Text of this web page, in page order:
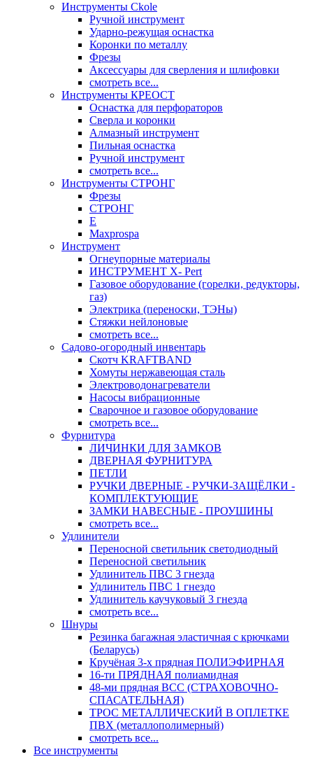
Инструменты Ckole
Ручной инструмент
Ударно‑режущая оснастка
Коронки по металлу
Фрезы
Аксессуары для сверления и шлифовки
смотреть все...
Инструменты КРЕОСТ
Оснастка для перфораторов
Сверла и коронки
Алмазный инструмент
Пильная оснастка
Ручной инструмент
смотреть все...
Инструменты СТРОНГ
Фрезы
СТРОНГ
Е
Maxprospa
Инструмент
Огнеупорные материалы
ИНСТРУМЕНТ X- Pert
Газовое оборудование (горелки, редукторы,
газ)
Электрика (переноски, ТЭНы)
Стяжки нейлоновые
смотреть все...
Садово-огородный инвентарь
Скотч KRAFTBAND
Хомуты нержавеющая сталь
Электроводонагреватели
Насосы вибрационные
Сварочное и газовое оборудование
смотреть все...
Фурнитура
ЛИЧИНКИ ДЛЯ ЗАМКОВ
ДВЕРНАЯ ФУРНИТУРА
ПЕТЛИ
РУЧКИ ДВЕРНЫЕ - РУЧКИ-ЗАЩЁЛКИ -
КОМПЛЕКТУЮЩИЕ
ЗАМКИ НАВЕСНЫЕ - ПРОУШИНЫ
смотреть все...
Удлинители
Переносной светильник светодиодный
Переносной светильник
Удлинитель ПВС 3 гнезда
Удлинитель ПВС 1 гнездо
Удлинитель каучуковый 3 гнезда
смотреть все...
Шнуры
Резинка багажная эластичная с крючками
(Беларусь)
Кручёная 3-х прядная ПОЛИЭФИРНАЯ
16-ти ПРЯДНАЯ полиамидная
48-ми прядная ВСС (СТРАХОВОЧНО-
СПАСАТЕЛЬНАЯ)
ТРОС МЕТАЛЛИЧЕСКИЙ В ОПЛЕТКЕ
ПВХ (металлополимерный)
смотреть все...
Все инструменты